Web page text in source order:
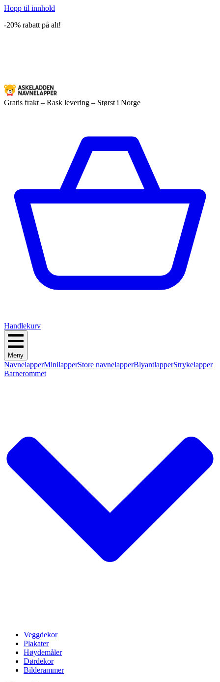
Hopp til innhold
-20% rabatt på alt!
Gratis frakt – Rask levering – Størst i Norge
Handlekurv
Meny
NavnelapperMinilapperStore navnelapperBlyantlapperStrykelapper
Barnerommet
Veggdekor
Plakater
Høydemåler
Dørdekor
Bilderammer